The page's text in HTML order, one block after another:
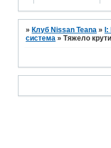
» Клуб Nissan Teana »
система »Тяжело